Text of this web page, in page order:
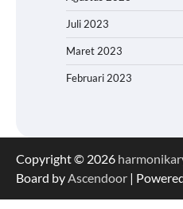
Juli 2023
Maret 2023
Februari 2023
Copyright © 2026
Board byAscendoor |